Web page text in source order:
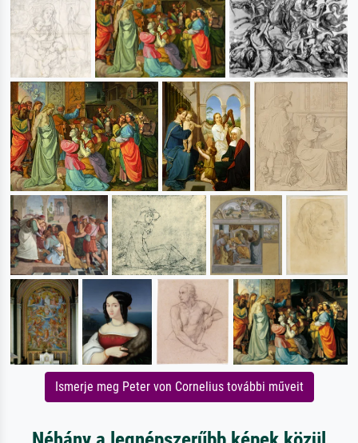
Ismerje meg Peter von Cornelius további műveit